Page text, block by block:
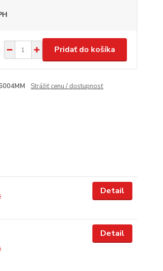
Pridať do košíka
Strážiť cenu / dostupnosť
Detail
Detail